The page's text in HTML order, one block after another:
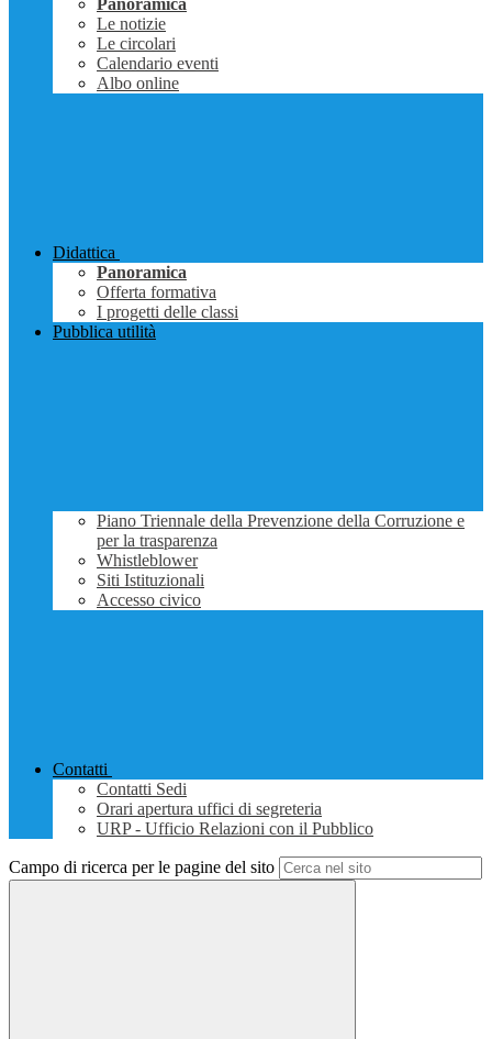
Panoramica
Le notizie
Le circolari
Calendario eventi
Albo online
Didattica
Panoramica
Offerta formativa
I progetti delle classi
Pubblica utilità
Piano Triennale della Prevenzione della Corruzione e
per la trasparenza
Whistleblower
Siti Istituzionali
Accesso civico
Contatti
Contatti Sedi
Orari apertura uffici di segreteria
URP - Ufficio Relazioni con il Pubblico
Campo di ricerca per le pagine del sito